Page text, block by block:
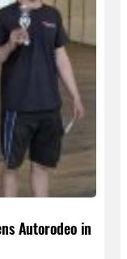
Autorodeo in